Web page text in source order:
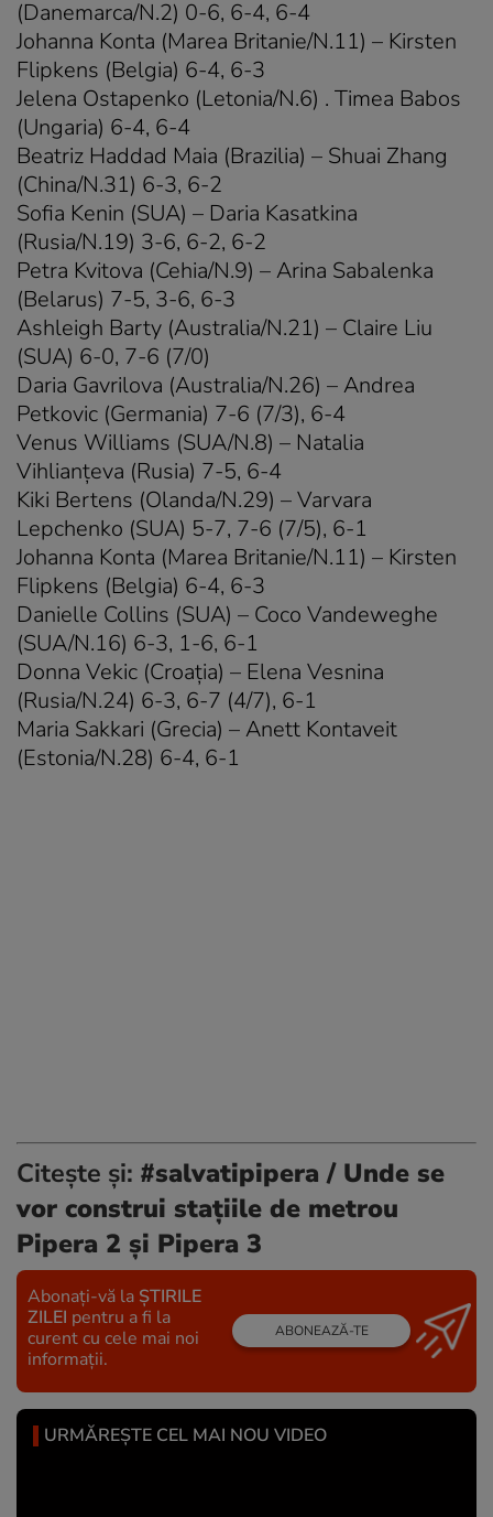
(Danemarca/N.2) 0-6, 6-4, 6-4
Johanna Konta (Marea Britanie/N.11) – Kirsten
Flipkens (Belgia) 6-4, 6-3
Jelena Ostapenko (Letonia/N.6) . Timea Babos
(Ungaria) 6-4, 6-4
Beatriz Haddad Maia (Brazilia) – Shuai Zhang
(China/N.31) 6-3, 6-2
Sofia Kenin (SUA) – Daria Kasatkina
(Rusia/N.19) 3-6, 6-2, 6-2
Petra Kvitova (Cehia/N.9) – Arina Sabalenka
(Belarus) 7-5, 3-6, 6-3
Ashleigh Barty (Australia/N.21) – Claire Liu
(SUA) 6-0, 7-6 (7/0)
Daria Gavrilova (Australia/N.26) – Andrea
Petkovic (Germania) 7-6 (7/3), 6-4
Venus Williams (SUA/N.8) – Natalia
Vihlianţeva (Rusia) 7-5, 6-4
Kiki Bertens (Olanda/N.29) – Varvara
Lepchenko (SUA) 5-7, 7-6 (7/5), 6-1
Johanna Konta (Marea Britanie/N.11) – Kirsten
Flipkens (Belgia) 6-4, 6-3
Danielle Collins (SUA) – Coco Vandeweghe
(SUA/N.16) 6-3, 1-6, 6-1
Donna Vekic (Croaţia) – Elena Vesnina
(Rusia/N.24) 6-3, 6-7 (4/7), 6-1
Maria Sakkari (Grecia) – Anett Kontaveit
(Estonia/N.28) 6-4, 6-1
Citește și: #salvatipipera / Unde se
vor construi stațiile de metrou
Pipera 2 și Pipera 3
Abonați-vă la ȘTIRILE
ZILEI pentru a fi la
curent cu cele mai noi
informații.
ABONEAZĂ-TE
URMĂREȘTE CEL MAI NOU VIDEO